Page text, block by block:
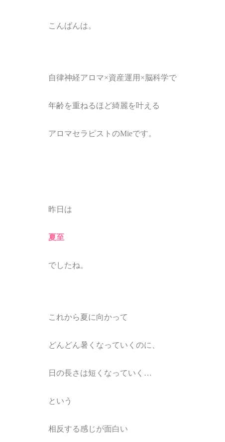
こんばんは。
自律神経アロマ×資産運用×脳科学で
年齢を重ねるほど綺麗を叶える
アロマセラピストのMieです。
昨日は
夏至
でしたね。
これから夏に向かって
どんどん暑くなっていくのに、
日の長さは短くなっていく…
という
相反する感じが面白い